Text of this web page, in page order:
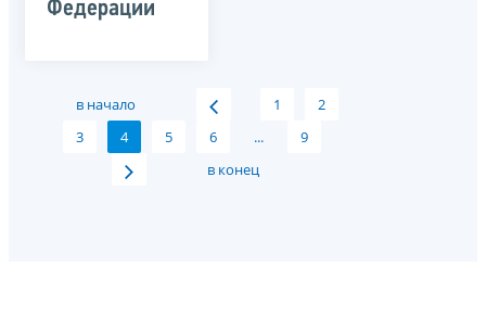
Федерации
в начало 1
2
3
4 5 6 ...
9
в конец